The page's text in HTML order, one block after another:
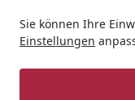
Sie können Ihre
Einstellungen
BALD VERGRIFFEN